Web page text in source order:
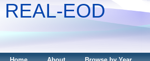
REAL-EOD